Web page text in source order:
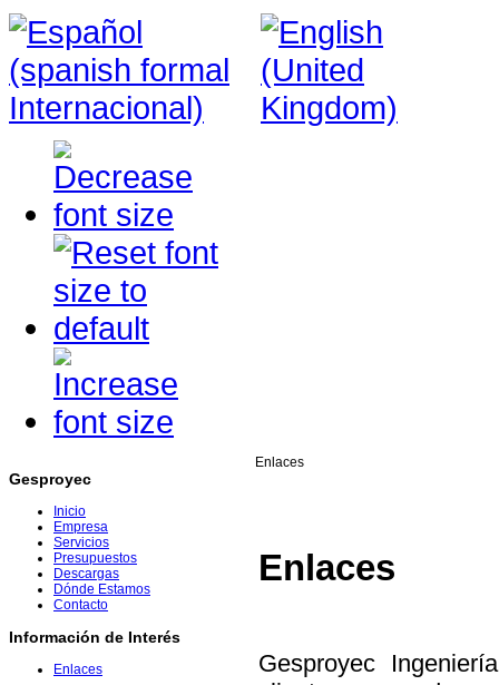
Gesproyec
Inicio
Empresa
Servicios
Presupuestos
Descargas
Dónde Estamos
Contacto
Información de Interés
Enlaces
Enlaces
Enlaces
Gesproyec